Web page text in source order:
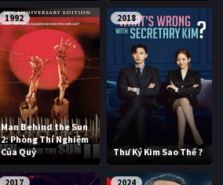
1992
Man Behind the Sun
2: Phòng Thí Nghiệm
Của Quỷ
2018
Thư Ký Kim Sao Thế ?
2017 2024